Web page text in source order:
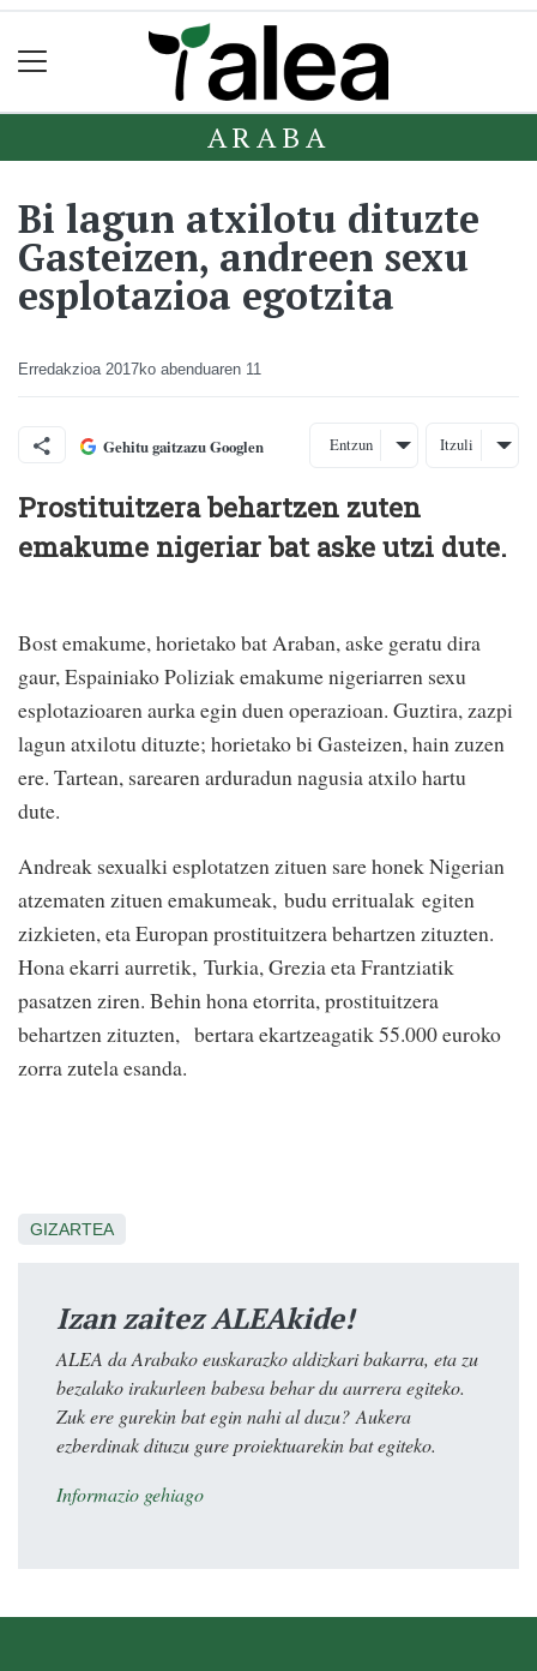
ARABA
Bi lagun atxilotu dituzte
Gasteizen, andreen sexu
esplotazioa egotzita
Erredakzioa 2017ko abenduaren 11
Gehitu gaitzazu Googlen Entzun Itzuli
Prostituitzera behartzen zuten
emakume nigeriar bat aske utzi dute.
Bost emakume, horietako bat Araban, aske geratu dira
gaur, Espainiako Poliziak emakume nigeriarren sexu
esplotazioaren aurka egin duen operazioan. Guztira, zazpi
lagun atxilotu dituzte; horietako bi Gasteizen, hain zuzen
ere. Tartean, sarearen arduradun nagusia atxilo hartu
dute.
Andreak sexualki esplotatzen zituen sare honek Nigerian
atzematen zituen emakumeak, budu erritualak egiten
zizkieten, eta Europan prostituitzera behartzen zituzten.
Hona ekarri aurretik, Turkia, Grezia eta Frantziatik
pasatzen ziren. Behin hona etorrita, prostituitzera
behartzen zituzten, bertara ekartzeagatik 55.000 euroko
zorra zutela esanda.
GIZARTEA
Izan zaitez ALEAkide!
ALEA da Arabako euskarazko aldizkari bakarra, eta zu
bezalako irakurleen babesa behar du aurrera egiteko.
Zuk ere gurekin bat egin nahi al duzu? Aukera
ezberdinak dituzu gure proiektuarekin bat egiteko.
Informazio gehiago